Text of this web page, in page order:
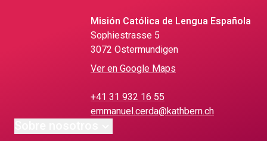
Misión Católica de Lengua Española
Sophiestrasse 5
3072 Ostermundigen
Ver en Google Maps
+41 31 932 16 55
emmanuel.cerda@kathbern.ch